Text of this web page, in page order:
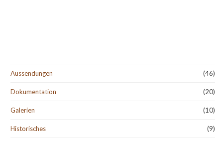
Aussendungen (46)
Dokumentation (20)
Galerien (10)
Historisches (9)